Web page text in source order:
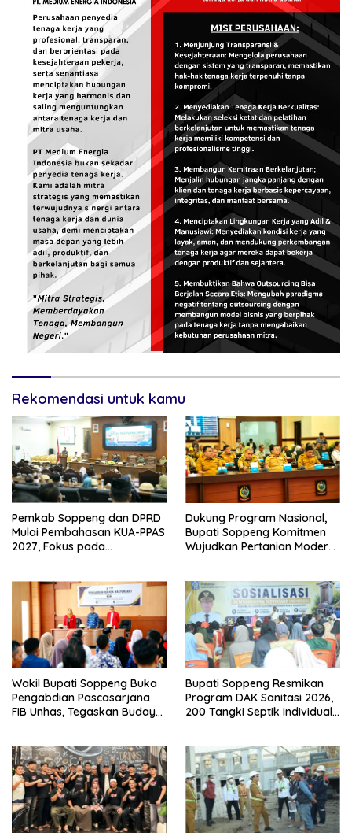
Rekomendasi untuk kamu
Pemkab Soppeng dan DPRD
Mulai Pembahasan KUA-PPAS
2027, Fokus pada
Dukung Program Nasional,
Bupati Soppeng Komitmen
Wujudkan Pertanian Modern
Wakil Bupati Soppeng Buka
Pengabdian Pascasarjana
FIB Unhas, Tegaskan Budaya
Bupati Soppeng Resmikan
Program DAK Sanitasi 2026,
200 Tangki Septik Individual